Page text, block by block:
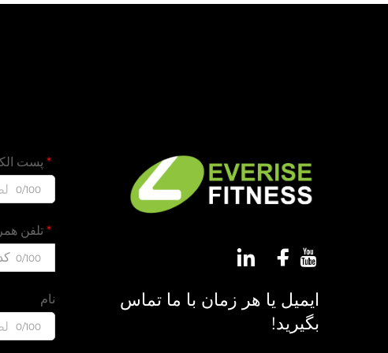
ایمیل یا هر زمان با ما تماس
بگیرید!
پست
0/100
تلفن
0/100
نام
0/100